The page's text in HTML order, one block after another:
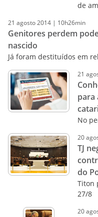
de
21 agosto2014 | 10h26min
Genitores perdem
nascido
Já foram destituídos em
21
para
No
20
TJ
do
Titon
27/8
20